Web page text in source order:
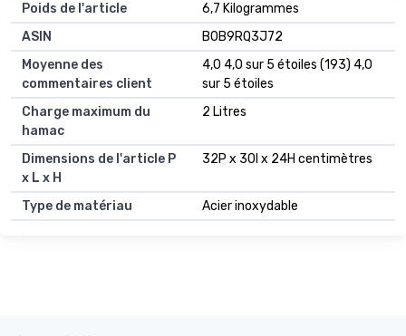
Poids de l'article
6,7 Kilogrammes
ASIN
B0B9RQ3J72
Moyenne des
commentaires client
4,0 4,0 sur 5 étoiles (193) 4,0
sur 5 étoiles
Charge maximum du
hamac
2 Litres
Dimensions de l'article P
x L x H
32P x 30l x 24H centimètres
Type de matériau Acier inoxydable